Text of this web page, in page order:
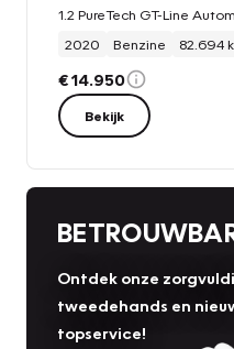
1.2 PureTech GT-Line
2020
Benzine 82.694
€ 14.950
Bekijk
Ontdek onze
tweedehands en
topservice!